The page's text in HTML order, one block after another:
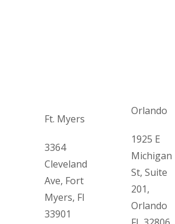
Ft. Myers
3364
Cleveland
Ave, Fort
Myers, Fl
33901
Orlando
1925 E
Michigan
St, Suite
201,
Orlando